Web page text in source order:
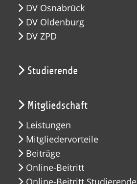
DV Osnabrück
DV Oldenburg
DV ZPD
Studierende
Mitgliedschaft
Leistungen
Mitgliedervorteile
Beiträge
Online-Beitritt
Online-Beitritt Studierende